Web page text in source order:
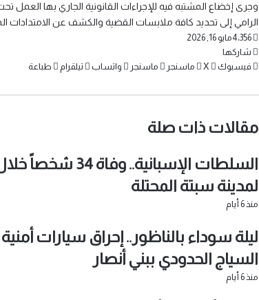
وجرى إخضاع المشتبه فيه للإجراءات القانونية الجاري بها
الرامي إلى تحديد كافة ملابسات القضية والكشف عن الامتدادات
مايو 16, 2026
شاركها
فيسبوك
‫X ماسنجر ماسنجر واتساب تيلقرام طباعة
مقالات ذات صلة
لمدينة سبتة المحتلة
منذ 6 أيام
ليلة سوداء بالناظور.. إحراق سيارات
السياج الحدودي ببني أنصار
منذ 6 أيام